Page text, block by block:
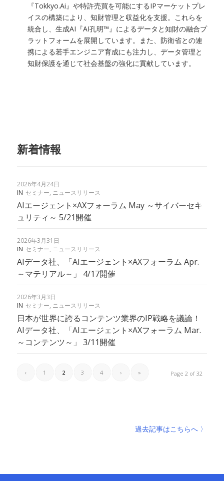
『Tokkyo.Ai』や特許売買を可能にするIPマーケットプレ
イスの構築により、知財管理と収益化を支援。これらを
統合し、生成AI『AI孔明™』によるデータと知財の融合プ
ラットフォームを展開しています。また、防衛省との連
携による若手エンジニア育成にも注力し、データ管理と
知財保護を通じて社会基盤の強化に貢献しています。
新着情報
2026年4月24日
IN セミナー, ニュースリリース
AIエージェント×AXフォーラム May ～サイバーセキ
ュリティ～ 5/21開催
2026年3月31日
IN セミナー, ニュースリリース
AIデータ社、「AIエージェント×AXフォーラム Apr.
～マテリアル～」 4/17開催
2026年3月3日
IN セミナー, ニュースリリース
日本が世界に誇るコンテンツ業界のIP戦略を議論！
AIデータ社、「AIエージェント×AXフォーラム Mar.
～コンテンツ～」 3/11開催
Page 2 of 32
‹ 1 2 3 4 › »
過去記事はこちらへ 〉